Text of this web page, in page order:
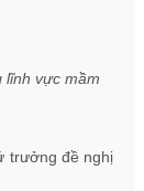
lĩnh vực mầm
trưởng đề nghị